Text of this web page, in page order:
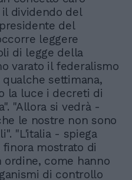
il dividendo del
del
leggere
di legge della
varato il federalismo
settimana,
la luce i decreti di
"Allora si vedrà -
le nostre non sono
"L'italia - spiega
mostrato di
come hanno
di controllo